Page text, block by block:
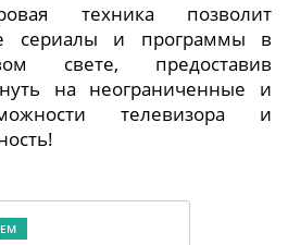
техника позволит
сериалы и программы в
свете, предоставив
на неограниченные и
телевизора и